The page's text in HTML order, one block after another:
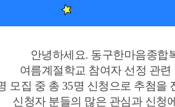
안녕하세요. 동구한마음종합
여름계절학교 참여자 선정 관련
모집 중 총 35명 신청으로 추첨을
신청자 분들의 많은 관심과 신청